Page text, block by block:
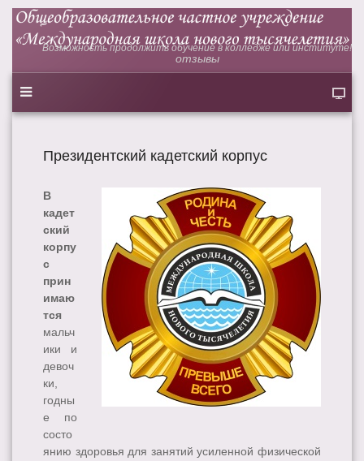
Возможность продолжить обучение в колледже или институте!
отзывы
Президентский кадетский корпус
В
кадет
ский
корпу
с
прин
имаю
тся
мальч
ики и
девоч
ки,
годны
е по
состо
янию здоровья для занятий усиленной физической